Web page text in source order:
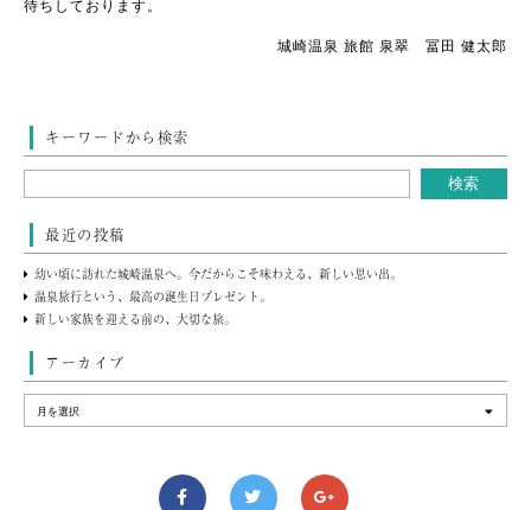
待ちしております。
城崎温泉 旅館 泉翠 冨田 健太郎
キーワードから検索
最近の投稿
幼い頃に訪れた城崎温泉へ。今だからこそ味わえる、新しい思い出。
温泉旅行という、最高の誕生日プレゼント。
新しい家族を迎える前の、大切な旅。
アーカイブ